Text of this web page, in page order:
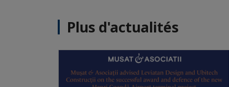
Plus d'actualités